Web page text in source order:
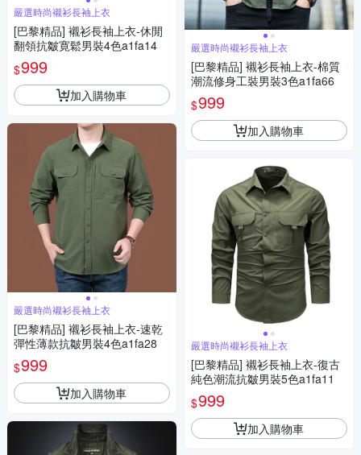
嚴選時尚襯衫長袖上衣
[巴黎精品] 襯衫長袖上衣-休閒
翻領抗皺寛鬆男裝4色a1fa14
$999
加入購物車
嚴選時尚襯衫長袖上衣
[巴黎精品] 襯衫長袖上衣-速乾
彈性薄款抗皺男裝4色a1fa28
$999
加入購物車
嚴選時尚襯衫長袖上衣
[巴黎精品] 襯衫長袖上衣-棉質
潮流修身工裝男裝3色a1fa66
$999
加入購物車
嚴選時尚襯衫長袖上衣
[巴黎精品] 襯衫長袖上衣-復古
純色潮流抗皺男裝5色a1fa11
$999
加入購物車